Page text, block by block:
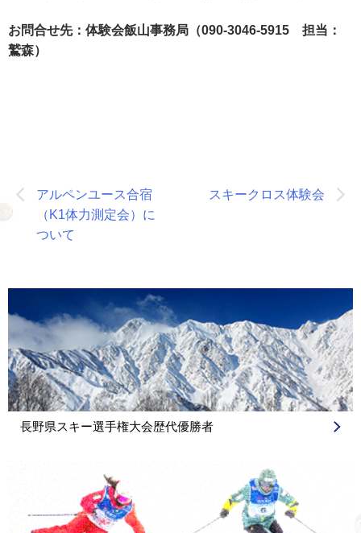
お問合せ先：体験会飯山事務局（090-3046-5915 担当：
鷲森）
稿
ゲ
ー
シ
ョ
ン
アルペンユース合宿
（K1体力測定会）に
ついて
スキークロス体験会
長野県スキー選手権大会歴代優勝者